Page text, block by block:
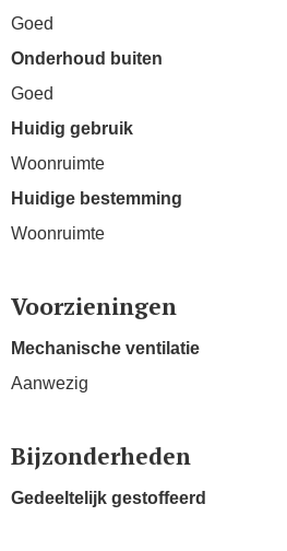
Goed
Onderhoud buiten
Goed
Huidig gebruik
Woonruimte
Huidige bestemming
Woonruimte
Voorzieningen
Mechanische ventilatie
Aanwezig
Bijzonderheden
Gedeeltelijk gestoffeerd